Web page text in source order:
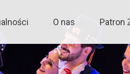
Nowa Huta
O nas Patron